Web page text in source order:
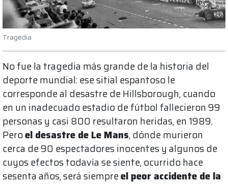
Tragedia
No fue la tragedia más grande de la historia del
deporte mundial: ese sitial espantoso le
corresponde al desastre de Hillsborough, cuando
en un inadecuado estadio de fútbol fallecieron 99
personas y casi 800 resultaron heridas, en 1989.
Peroel desastre de Le Mans, dónde murieron
cerca de 90 espectadores inocentes y algunos de
cuyos efectos todavía se siente, ocurrido hace
sesenta años, será siempreel peor accidente de la